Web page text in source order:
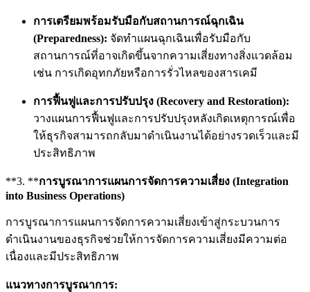
การเตรียมพร้อมรับมือกับสถานการณ์ฉุกเฉิน
(Preparedness): จัดทำแผนฉุกเฉินเพื่อรับมือกับ
สถานการณ์ที่อาจเกิดขึ้นจากความเสี่ยงทางสิ่งแวดล้อม
เช่น การเกิดอุทกภัยหรือการรั่วไหลของสารเคมี
การฟื้นฟูและการปรับปรุง (Recovery and Restoration):
วางแผนการฟื้นฟูและการปรับปรุงหลังเกิดเหตุการณ์เพื่อ
ให้ธุรกิจสามารถกลับมาดำเนินงานได้อย่างรวดเร็วและมี
ประสิทธิภาพ
**3. **การบูรณาการแผนการจัดการความเสี่ยง (Integration
into Business Operations)
การบูรณาการแผนการจัดการความเสี่ยงเข้าสู่กระบวนการ
ดำเนินงานของธุรกิจช่วยให้การจัดการความเสี่ยงมีความต่อ
เนื่องและมีประสิทธิภาพ
แนวทางการบูรณาการ: